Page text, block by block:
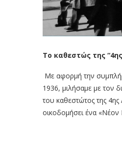
Το καθεστώς της
Με αφορμή την
1936, μιλήσαμε με τον
του καθεστώτος της 4ης
οικοδομήσει ένα «Νέον